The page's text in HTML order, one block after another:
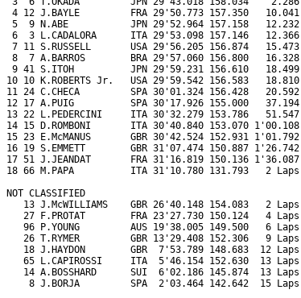
4 12 J.BAYLE         FRA 29'50.773 157.350   10.041
5  9 N.ABE           JPN 29'52.964 157.158   12.232
6  3 L.CADALORA      ITA 29'53.098 157.146
7 11 S.RUSSELL       USA 29'56.205 156.874
8  7 A.BARROS        BRA 29'57.060 156.800
9 41 S.ITOH          JPN 29'59.231 156.610   18.499
10 10 K.ROBERTS Jr.   USA 29'59.542 156.583
11 24 C.CHECA         SPA 30'01.324 156.428
12 17 A.PUIG          SPA 30'17.926 155.000   37.194
13 22 L.PEDERCINI     ITA 30'32.279 153.786   51.547
14 15 D.ROMBONI       ITA 30'40.840 153.070
15 23 E.McMANUS       GBR 30'42.524 152.931
16 19 S.EMMETT        GBR 31'07.474 150.887
17 51 J.JEANDAT       FRA 31'16.819 150.136
18 66 M.PAPA          ITA 31'10.780 131.793   2
NOT CLASSIFIED
13 J.McWILLIAMS    GBR 26'40.148 154.083   2
27 F.PROTAT        FRA 23'27.730 150.124   4
96 P.YOUNG         AUS 19'38.005 149.500   6
26 T.RYMER         GBR 13'29.408 152.306   9
18 J.HAYDON        GBR  7'53.789 148.683  12
65 L.CAPIROSSI     ITA  5'46.154 152.630  13
14 A.BOSSHARD      SUI  6'02.186 145.874  13
8 J.BORJA         SPA  2'03.464 142.642  15